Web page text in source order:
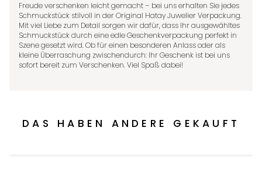
Freude verschenken leicht gemacht – bei uns erhalten Sie jedes
Schmuckstück stilvoll in der Original Hatay Juwelier Verpackung.
Mit viel Liebe zum Detail sorgen wir dafür, dass Ihr ausgewähltes
Schmuckstück durch eine edle Geschenkverpackung perfekt in
Szene gesetzt wird. Ob für einen besonderen Anlass oder als
kleine Überraschung zwischendurch: Ihr Geschenk ist bei uns
sofort bereit zum Verschenken. Viel Spaß dabei!
DAS HABEN ANDERE GEKAUFT